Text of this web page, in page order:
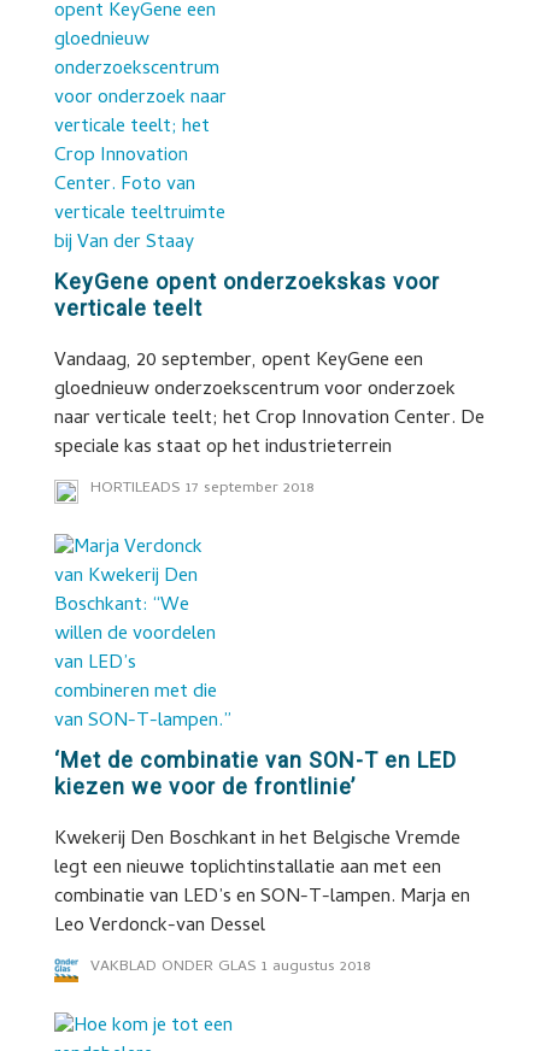
KeyGene opent onderzoekskas voor
verticale teelt
Vandaag, 20 september, opent KeyGene een
gloednieuw onderzoekscentrum voor onderzoek
naar verticale teelt; het Crop Innovation Center. De
speciale kas staat op het industrieterrein
HORTILEADS 17 september 2018
‘Met de combinatie van SON-T en LED
kiezen we voor de frontlinie’
Kwekerij Den Boschkant in het Belgische Vremde
legt een nieuwe toplichtinstallatie aan met een
combinatie van LED’s en SON-T-lampen. Marja en
Leo Verdonck-van Dessel
VAKBLAD ONDER GLAS 1 augustus 2018